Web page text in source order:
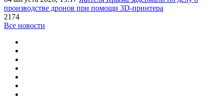
производстве дронов при помощи 3D‑принтера
2174
Все новости